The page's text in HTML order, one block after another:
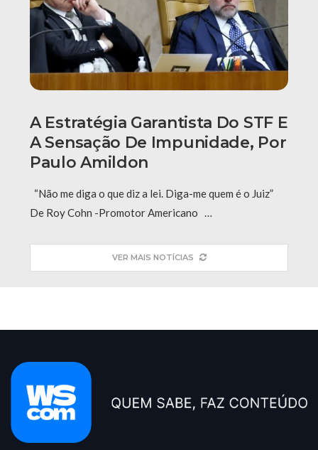
A Estratégia Garantista Do STF E
A Sensação De Impunidade, Por
Paulo Amildon
“Não me diga o que diz a lei. Diga-me quem é o Juiz”
De Roy Cohn -Promotor Americano …
VER MAIS NOTÍCIAS